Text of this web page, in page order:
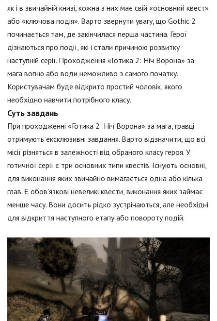
як і в звичайній книзі, кожна з них має свій «основний квест»
або «ключова подія». Варто звернути увагу, що Gothic 2
починається там, де закінчилася перша частина. Герої
дізнаються про події, які і стали причиною розвитку
наступній серії. Проходження «Готика 2: Ніч Ворона» за
мага вогню або води неможливо з самого початку.
Користувачам буде відкрито простий чоловік, якого
необхідно навчити потрібного класу.
Суть завдань
При проходженні «Готика 2: Ніч Ворона» за мага, гравці
отримують ексклюзивні завдання. Варто відзначити, що всі
місії різняться в залежності від обраного класу героя. У
готичної серії є три основних типи квестів. Існують основні,
для виконання яких звичайно вимагається одна або кілька
глав. Є обов'язкові невеликі квести, виконання яких займає
менше часу. Вони досить рідко зустрічаються, але необхідні
для відкриття наступного етапу або повороту подій.